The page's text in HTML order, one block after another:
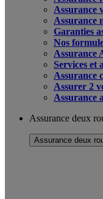
Assurance
Assurance
Garanties
Nos
Assurance
Services et
Assurance
Assurer 2
Assurance
Assurance deux
Assurance deux